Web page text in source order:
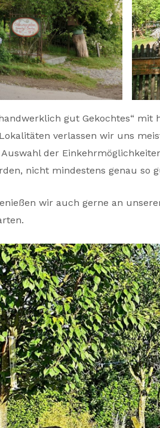
gut Gekochtes“ mit
verlassen wir uns
der
nicht mindestens genau so
wir auch gerne an